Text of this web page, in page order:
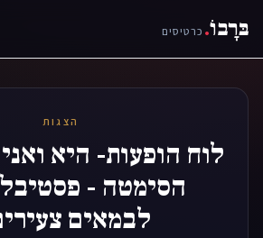
בּרָבוֹ. כרטיסים
הצגות
לוח הופעות- היא
הסימטה - פסטיבל
לבמאים